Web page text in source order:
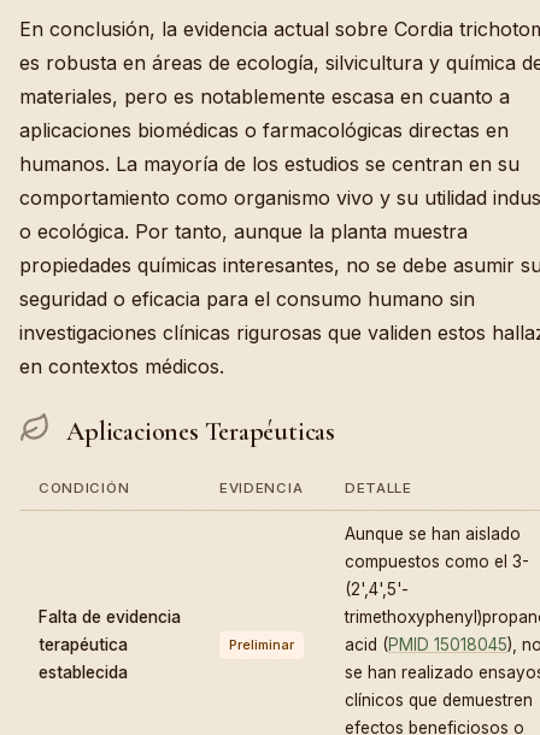
En conclusión, la evidencia actual sobre Cordia
es robusta en áreas de ecología, silvicultura y química
materiales, pero es notablemente escasa en cuanto a
aplicaciones biomédicas o farmacológicas directas en
humanos. La mayoría de los estudios se centran en su
comportamiento como organismo vivo y su utilidad
o ecológica. Por tanto, aunque la planta muestra
propiedades químicas interesantes, no se debe asumir
seguridad o eficacia para el consumo humano sin
investigaciones clínicas rigurosas que validen estos
en contextos médicos.
Aplicaciones Terapéuticas
CONDICIÓN EVIDENCIA DETALLE
Falta de evidencia
terapéutica
establecida
Preliminar
Aunque se han aislado
compuestos como el 3-
(2',4',5'-
acid (PMID 15018045),
se han realizado
clínicos que demuestren
efectos beneficiosos o